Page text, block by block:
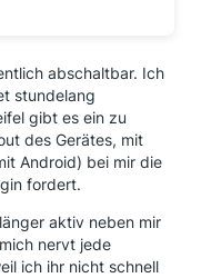
abschaltbar. Ich
stundelang
gibt es ein zu
des Gerätes, mit
Android) bei mir die
fordert.
aktiv neben mir
nervt jede
ich ihr nicht schnell